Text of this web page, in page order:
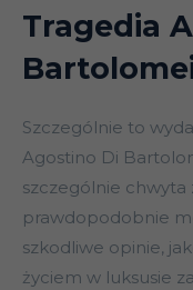
Tragedia
Szczególnie to
Agostino Di
szczególnie chwyta
prawdopodobnie
szkodliwe opinie,
życiem w luksusie